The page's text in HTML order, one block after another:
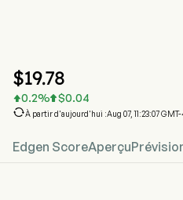
$19.78
0.2% $0.04
À partir d'aujourd'hui :Aug 07, 11:23:07
Edgen ScoreAperçu